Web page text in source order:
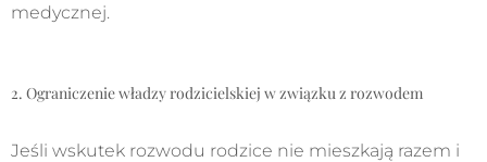
medycznej.
2. Ograniczenie władzy rodzicielskiej w związku z rozwodem
Jeśli wskutek rozwodu rodzice nie mieszkają razem i